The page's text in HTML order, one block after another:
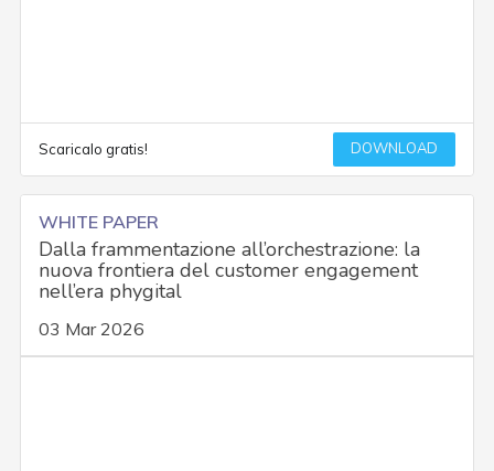
Scaricalo gratis! DOWNLOAD
WHITE PAPER
Dalla frammentazione all’orchestrazione: la
nuova frontiera del customer engagement
nell’era phygital
03 Mar 2026